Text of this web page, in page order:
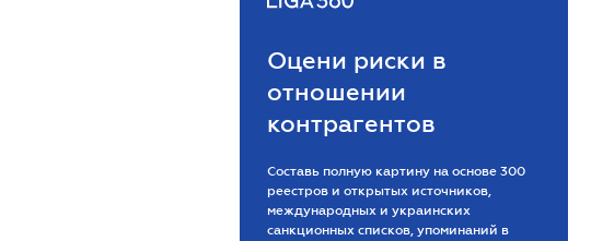
Оцени риски в
отношении
контрагентов
Составь полную картину на основе 300
реестров и открытых источников,
международных и украинских
санкционных списков, упоминаний в